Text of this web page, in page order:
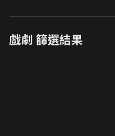
戲劇 篩選結果